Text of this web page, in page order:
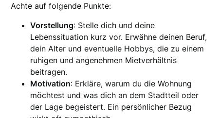
Achte auf folgende Punkte:
Vorstellung: Stelle dich und deine
Lebenssituation kurz vor. Erwähne deinen Beruf,
dein Alter und eventuelle Hobbys, die zu einem
ruhigen und angenehmen Mietverhältnis
beitragen.
Motivation: Erkläre, warum du die Wohnung
möchtest und was dich an dem Stadtteil oder
der Lage begeistert. Ein persönlicher Bezug